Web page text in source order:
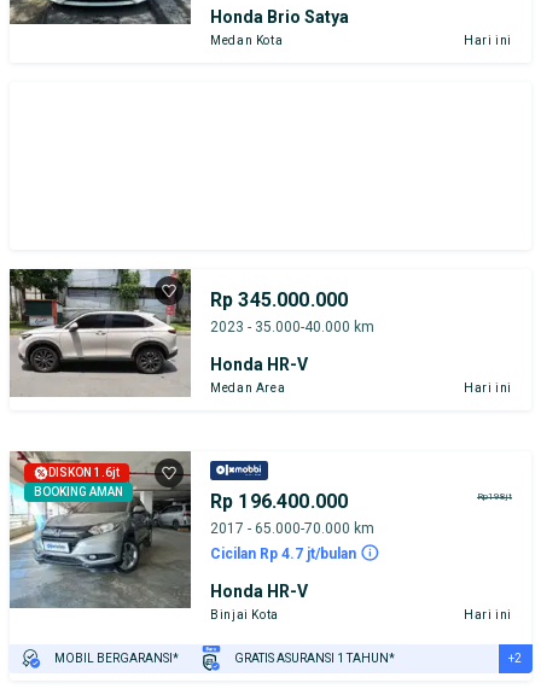
Honda Brio Satya
Medan Kota Hari ini
Rp 345.000.000
2023 - 35.000-40.000 km
Honda HR-V
Medan Area Hari ini
DISKON 1.6jt
BOOKING AMAN
Rp 196.400.000 Rp198jt
2017 - 65.000-70.000 km
Cicilan Rp 4.7 jt/bulan
Honda HR-V
Binjai Kota Hari ini
MOBIL BERGARANSI* GRATIS ASURANSI 1 TAHUN* +2